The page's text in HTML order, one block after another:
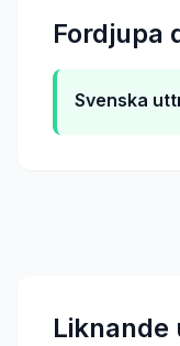
Fordjupa
Svenska